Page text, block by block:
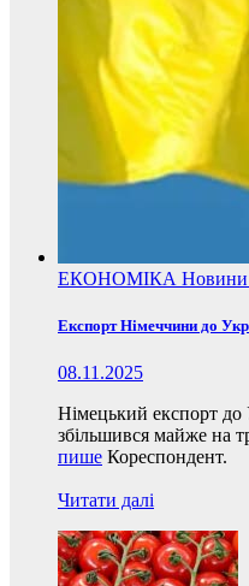
ЕКОНОМІКА Новини
Експорт Німеччини до
08.11.2025
Німецький експорт до
збільшився майже на
пише Кореспондент.
Читати далі